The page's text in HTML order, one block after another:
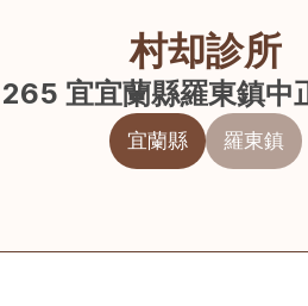
村却診所
265 宜宜蘭縣羅東鎮中
宜蘭縣 羅東鎮